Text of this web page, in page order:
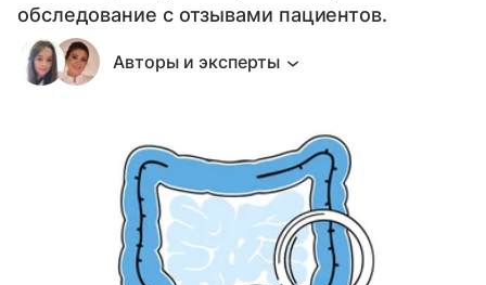
обследование с отзывами пациентов.
Авторы и эксперты